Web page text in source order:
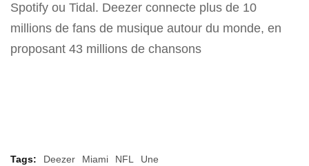
Spotify ou Tidal. Deezer connecte plus de 10
millions de fans de musique autour du monde, en
proposant 43 millions de chansons
Tags: Deezer Miami NFL Une